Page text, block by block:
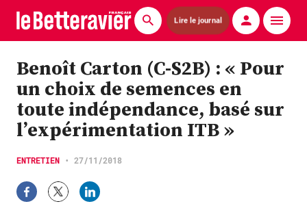
Lire le journal
Actualités
Économie
Agronomie
Matériels
La technique ITB
Benoît Carton (C-S2B) : « Pour
un choix de semences en
toute indépendance, basé sur
l’expérimentation ITB »
ENTRETIEN • 27/11/2018